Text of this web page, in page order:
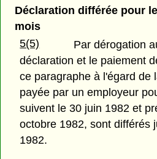
Déclaration différée pour
mois
5(5)
Par dérogation
déclaration et le paiement
ce paragraphe à l'égard de
payée par un employeur
suivent le 30 juin 1982 et
octobre 1982, sont différés
1982.